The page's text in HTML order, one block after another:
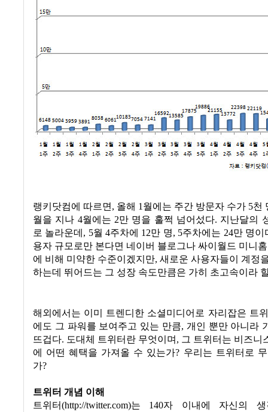
랭키닷컴에 따르면, 올해 1월에는 주간 방문자 수가 5천
월을 지나 4월에는 2만 명을 훌쩍 넘어섰다. 지난달의
로 놀라운데 , 5월 4주차에 12만 명, 5주차에는 24만 명이
용자 규모로만 본다면 네이버 블로그나 싸이월드 미니
에 비해 미약한 수준이겠지만, 새로운 사용자들이 계정
하는데 뛰어드는 그 성장 속도만큼은 가히 초고속이라
해외에서는 이미 트렌디한 소셜미디어로 자리잡은 트
에도 그 파워를 보여주고 있는 만큼, 개인 뿐만 아니라
뜨겁다. 도대체 트위터란 무엇이며 , 그 트위터는 비즈니
에 어떤 혜택을 가져올 수 있는가? 우리는 트위터로
가?
트위터 개념 이해
트위터(http://twitter.com)는 140자 이내에 자신의 생